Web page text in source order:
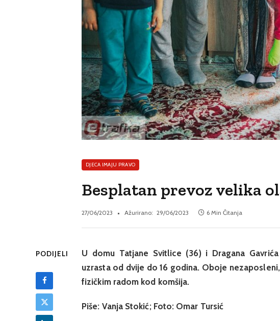
DJECA IMAJU PRAVO
Besplatan prevoz velika
27/06/2023 Ažurirano: 29/06/2023 6 Min Čitanja
PODIJELI
U domu Tatjane Svitlice (36) i Dragana
uzrasta od dvije do 16 godina. Oboje
fizičkim radom kod komšija.
Piše: Vanja Stokić; Foto: Omar Tursić